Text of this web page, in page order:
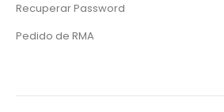
Recuperar Password
Pedido de RMA